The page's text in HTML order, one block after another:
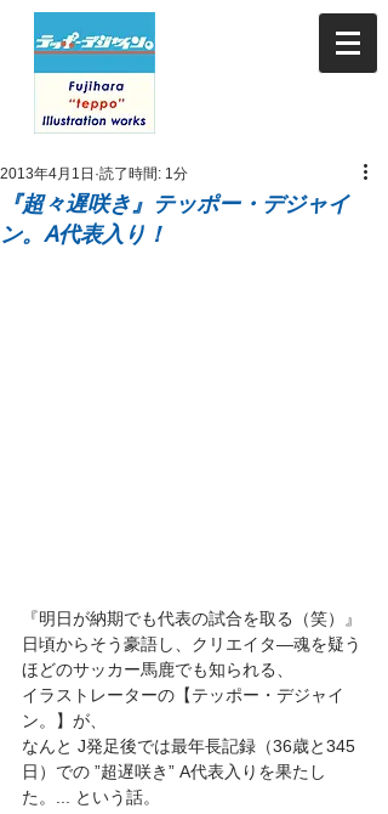
『超々遅咲き』テッポー・デジャイ
ン。A代表入り！
2013年4月1日 読了時間: 1分
『明日が納期でも代表の試合を取る（笑）』
日頃からそう豪語し、クリエイタ―魂を疑う
ほどのサッカー馬鹿でも知られる、
イラストレーターの【テッポー・デジャイ
ン。】が、
なんと J発足後では最年長記録（36歳と345
日）での ”超遅咲き” A代表入りを果たし
た。... という話。